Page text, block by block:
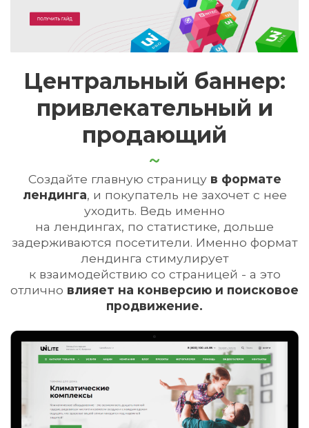
Центральный баннер:
привлекательный и
продающий
Создайте главную страницу в формате
лендинга, и покупатель не захочет с нее
уходить. Ведь именно
на лендингах, по статистике, дольше
задерживаются посетители. Именно формат
лендинга стимулирует
к взаимодействию со страницей - а это
отлично влияет на конверсию и поисковое
продвижение.